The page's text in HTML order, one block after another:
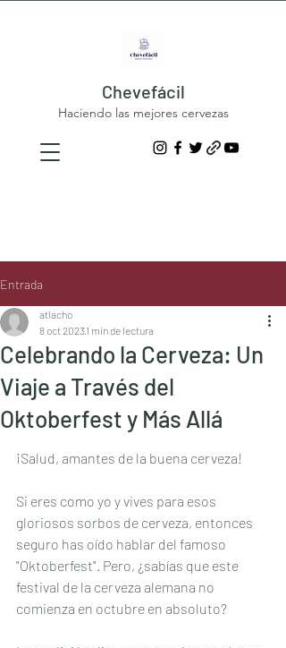
Chevefácil
Haciendo las mejores cervezas
Entrada
Celebrando la Cerveza: Un
Viaje a Través del
Oktoberfest y Más Allá
atlacho
8 oct 2023 1 min de lectura
¡Salud, amantes de la buena cerveza!
Si eres como yo y vives para esos
gloriosos sorbos de cerveza, entonces
seguro has oído hablar del famoso
"Oktoberfest". Pero, ¿sabías que este
festival de la cerveza alemana no
comienza en octubre en absoluto?